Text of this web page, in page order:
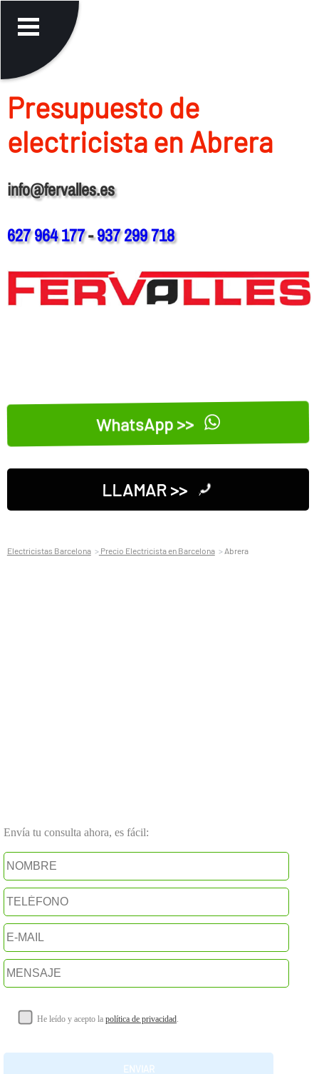
Presupuesto de
electricista en Abrera
info@fervalles.es
627 964 177-937 299 718
WhatsApp >>
LLAMAR >>
Electricistas Barcelona Precio Electricista en Barcelona Abrera
Envía tu consulta ahora, es fácil:
He leído y acepto la política de privacidad.